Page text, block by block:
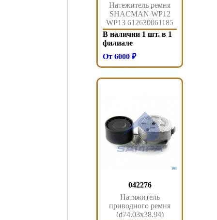
Натежитель ремня
SHACMAN WP12
WP13 612630061185
В наличии 1 шт. в 1
филиале
От 6000 ₽
042276
Натяжитель
приводного ремня
(d74,03x38,94)